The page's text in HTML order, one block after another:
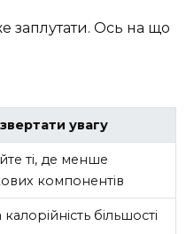
заплутати. Ось на що
увагу
ті, де менше
компонентів
більшості